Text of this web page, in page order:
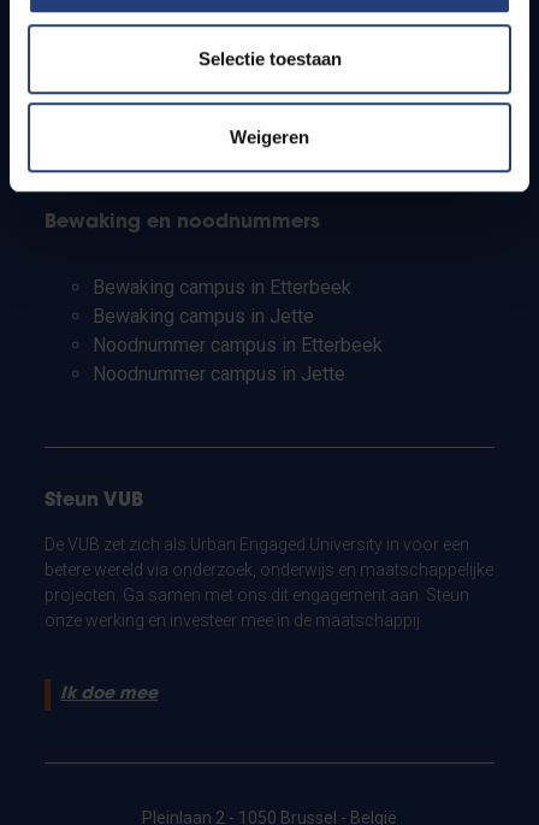
Selectie toestaan
Weigeren
Studenten
PhD-studenten
Leerkrachten en secundaire scholen
Bewaking en noodnummers
Bewaking campus in Etterbeek
Bewaking campus in Jette
Noodnummer campus in Etterbeek
Noodnummer campus in Jette
Steun VUB
De VUB zet zich als Urban Engaged University in voor een
betere wereld via onderzoek, onderwijs en maatschappelijke
projecten. Ga samen met ons dit engagement aan. Steun
onze werking en investeer mee in de maatschappij.
Ik doe mee
Pleinlaan 2 - 1050 Brussel - België